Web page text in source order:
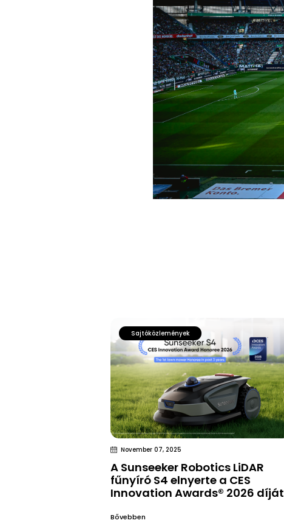
Sajtóközlemények
November 07, 2025
A Sunseeker Robotics LiDAR
fűnyíró S4 elnyerte a CES
Innovation Awards® 2026 díját
Bővebben